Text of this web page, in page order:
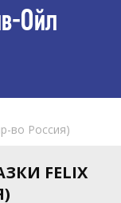
во Россия)
FELIX